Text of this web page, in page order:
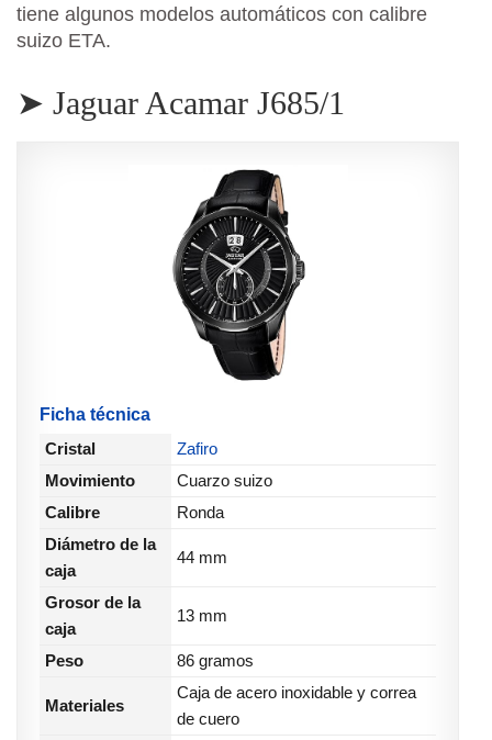
tiene algunos modelos automáticos con calibre
suizo ETA.
➤ Jaguar Acamar J685/1
Ficha técnica
Cristal
Zafiro
Movimiento
Cuarzo suizo
Calibre
Ronda
Diámetro de la
caja
44 mm
Grosor de la
caja
13 mm
Peso 86 gramos
Materiales
Caja de acero inoxidable y correa
de cuero